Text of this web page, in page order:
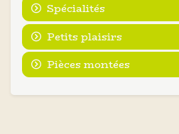
Spécialités
Petits plaisirs
Pièces montées